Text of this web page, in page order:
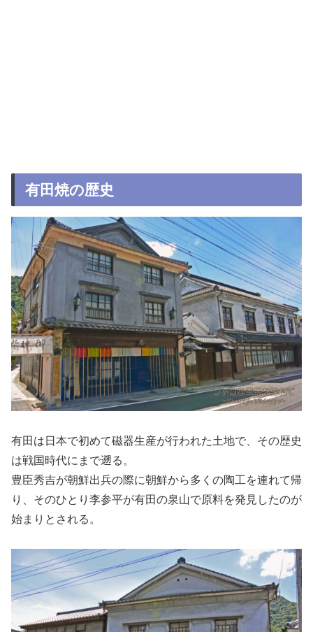
有田焼の歴史
有田は日本で初めて磁器生産が行われた土地で、その歴史
は戦国時代にまで遡る。
豊臣秀吉が朝鮮出兵の際に朝鮮から多くの陶工を連れて帰
り、そのひとり李参平が有田の泉山で原料を発見したのが
始まりとされる。